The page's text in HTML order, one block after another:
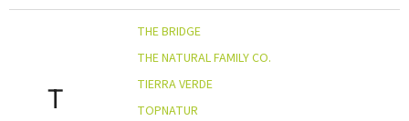
T
THE BRIDGE
THE NATURAL FAMILY CO.
TIERRA VERDE
TOPNATUR